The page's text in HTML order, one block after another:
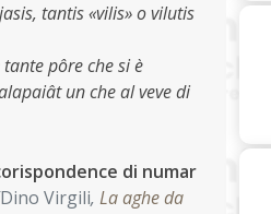
tantis «vilis» o vilutis
pôre che si è
un che al veve di
di numar
Dino Virgili, La aghe da